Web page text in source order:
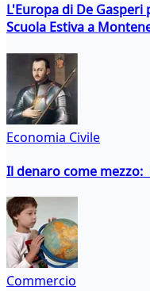
L'Europa di De
Scuola Estiva a
Economia Civile
Il denaro come
Commercio